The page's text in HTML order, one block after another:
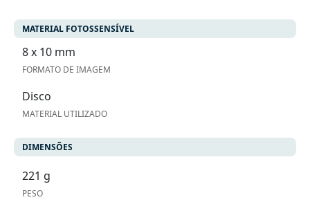
MATERIAL FOTOSSENSÍVEL
8 x 10 mm
FORMATO DE IMAGEM
Disco
MATERIAL UTILIZADO
DIMENSÕES
221 g
PESO